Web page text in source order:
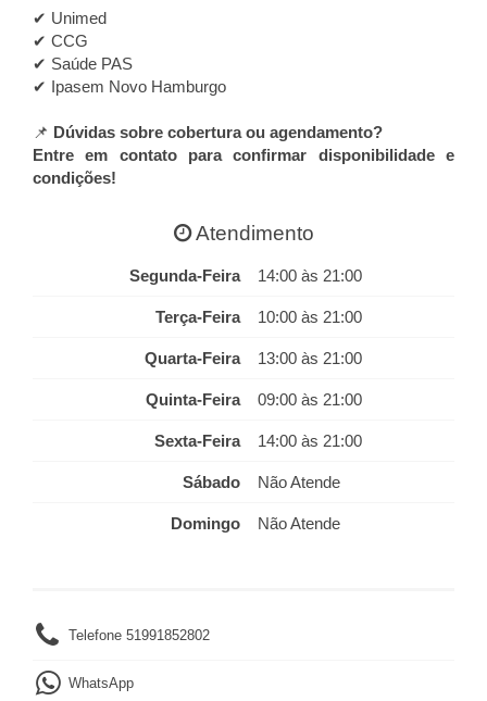
✔ Unimed
✔ CCG
✔ Saúde PAS
✔ Ipasem Novo Hamburgo
📌 Dúvidas sobre cobertura ou agendamento?
Entre em contato para confirmar disponibilidade e
condições!
Atendimento
Segunda-Feira 14:00 às 21:00
Terça-Feira 10:00 às 21:00
Quarta-Feira 13:00 às 21:00
Quinta-Feira 09:00 às 21:00
Sexta-Feira 14:00 às 21:00
Sábado Não Atende
Domingo Não Atende
Telefone 51991852802
WhatsApp